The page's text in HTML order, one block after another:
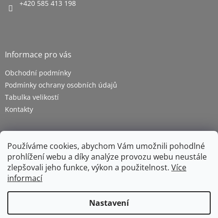
Používáme cookies, abychom Vám umožnili pohodlné
prohlížení webu a díky analýze provozu webu neustále
zlepšovali jeho funkce, výkon a použitelnost. Více
informací
Nastavení
+420 585 413 198
Informace pro vás
Obchodní podmínky
Podmínky ochrany osobních údajů
Tabulka velikostí
Kontakty